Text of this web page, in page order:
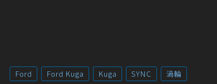
Ford Ford Kuga Kuga SYNC 渦輪